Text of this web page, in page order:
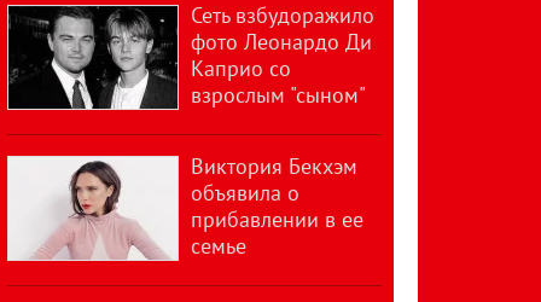
Сеть взбудоражило
фото Леонардо Ди
Каприо со
взрослым "сыном"
Виктория Бекхэм
объявила о
прибавлении в ее
семье